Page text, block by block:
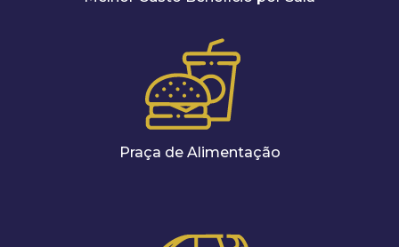
Praça de Alimentação